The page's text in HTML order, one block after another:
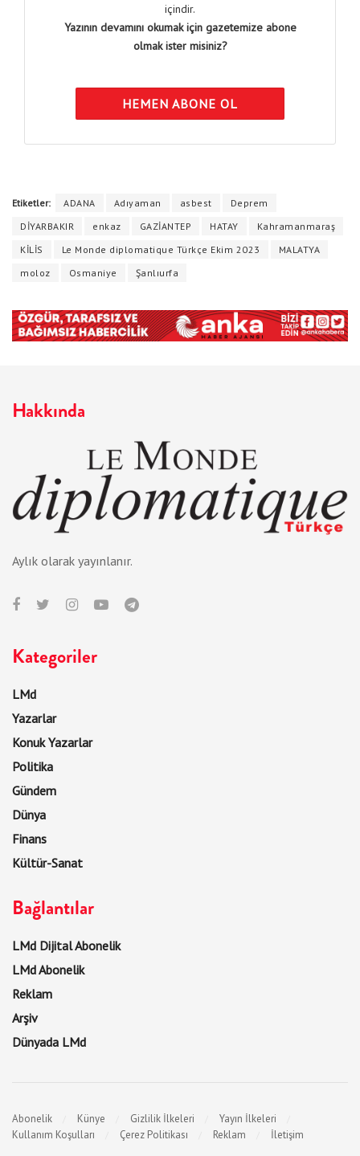
içindir.
Yazının devamını okumak için gazetemize abone
olmak ister misiniz?
HEMEN ABONE OL
Etiketler: ADANA Adıyaman asbest
Deprem
DİYARBAKIR
enkaz GAZİANTEP HATAY
Kahramanmaraş
KİLİS
Le Monde diplomatique Türkçe Ekim 2023
MALATYA
moloz
Osmaniye Şanlıurfa
Hakkında
Aylık olarak yayınlanır.
Kategoriler
LMd
Yazarlar
Konuk Yazarlar
Politika
Gündem
Dünya
Finans
Kültür-Sanat
Bağlantılar
LMd Dijital Abonelik
LMd Abonelik
Reklam
Arşiv
Dünyada LMd
Abonelik Künye Gizlilik İlkeleri
Yayın İlkeleri
Kullanım Koşulları
Çerez Politikası Reklam İletişim